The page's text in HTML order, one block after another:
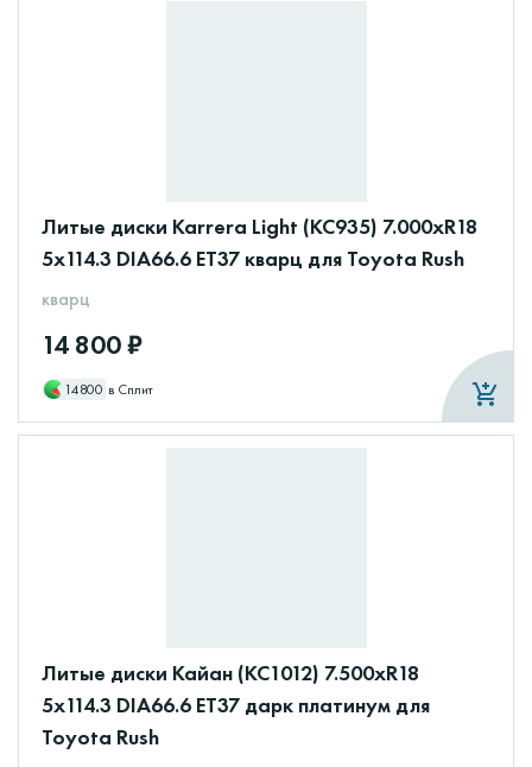
Литые диски Karrera Light (КС935) 7.000xR18
5x114.3 DIA66.6 ET37 кварц для Toyota Rush
кварц
14 800 ₽
14800 в Сплит
Литые диски Кайан (КС1012) 7.500xR18
5x114.3 DIA66.6 ET37 дарк платинум для
Toyota Rush